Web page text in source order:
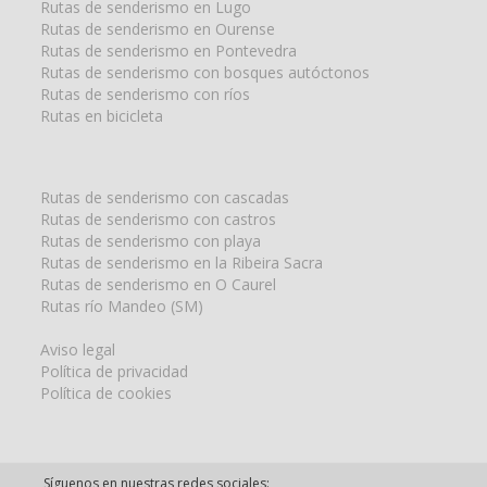
Rutas de senderismo en Lugo
Rutas de senderismo en Ourense
Rutas de senderismo en Pontevedra
Rutas de senderismo con bosques autóctonos
Rutas de senderismo con ríos
Rutas en bicicleta
Rutas de senderismo con cascadas
Rutas de senderismo con castros
Rutas de senderismo con playa
Rutas de senderismo en la Ribeira Sacra
Rutas de senderismo en O Caurel
Rutas río Mandeo (SM)
Aviso legal
Política de privacidad
Política de cookies